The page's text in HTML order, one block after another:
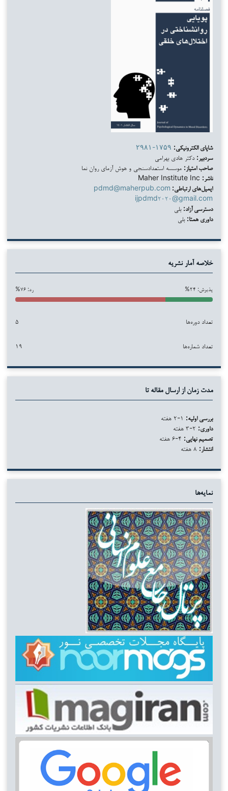
شاپای الکترونیکی: ۲۹۸۱-۱۷۵۹
سردبیر: دکتر هادی بهرامی
صاحب امتیاز: موسسه استعدادسنجی و هوش آزمای روان نما
ناشر:
ایمیل‌های ارتباطی: pdmd@maherpub.com
ijpdmd۲۰۲۰@gmail.com
دسترسی آزاد: بلی
داوری همتا: بلی
خلاصه آمار نشریه
پذیرش: ۲۴% رد: ۷۶%
تعداد دوره‌ها ۵
تعداد شماره‌ها ۱۹
مدت زمان از ارسال مقاله تا
بررسی اولیه:
داوری:
تصمیم نهایی:
انتشار:
نمایه‌ها